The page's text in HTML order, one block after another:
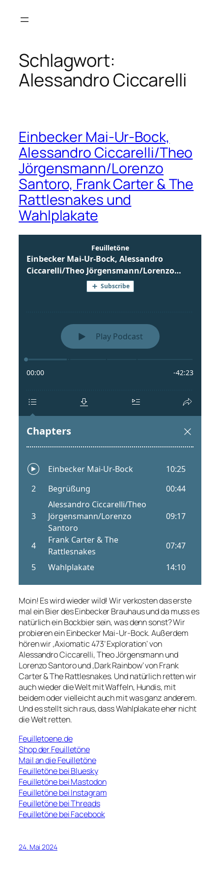
Inhalt
Schlagwort:
Alessandro Ciccarelli
Einbecker Mai-Ur-Bock,
Alessandro Ciccarelli/Theo
Jörgensmann/Lorenzo
Santoro, Frank Carter & The
Rattlesnakes und
Wahlplakate
Moin! Es wird wieder wild! Wir verkosten das erste
mal ein Bier des Einbecker Brauhaus und da muss es
natürlich ein Bockbier sein, was denn sonst? Wir
probieren ein Einbecker Mai-Ur-Bock. Außerdem
hören wir ‚Axiomatic 473’ Exploration‘ von
Alessandro Ciccarelli, Theo Jörgensmann und
Lorenzo Santoro und ‚Dark Rainbow‘ von Frank
Carter & The Rattlesnakes. Und natürlich retten wir
auch wieder die Welt mit Waffeln, Hundis, mit
beidem oder vielleicht auch mit was ganz anderem.
Und es stellt sich raus, dass Wahlplakate eher nicht
die Welt retten.
Feuilletoene.de
Shop der Feuilletöne
Mail an die Feuilletöne
Feuilletöne bei Bluesky
Feuilletöne bei Mastodon
Feuilletöne bei Instagram
Feuilletöne bei Threads
Feuilletöne bei Facebook
24. Mai 2024